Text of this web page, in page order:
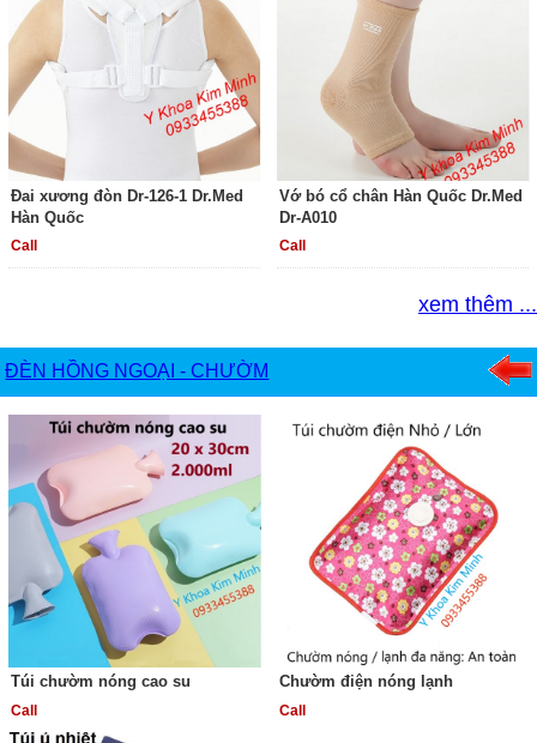
Đai xương đòn Dr-126-1 Dr.Med
Hàn Quốc
Call
Vớ bó cổ chân Hàn Quốc Dr.Med
Dr-A010
Call
xem thêm ...
ĐÈN HỒNG NGOẠI - CHƯỜM
Túi chườm nóng cao su
Call
Chườm điện nóng lạnh
Call